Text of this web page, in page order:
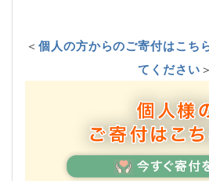
＜個人の方からのご寄付はこち
てください＞